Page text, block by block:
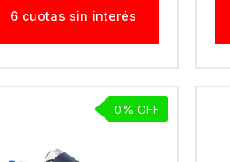
6 cuotas sin interés
0